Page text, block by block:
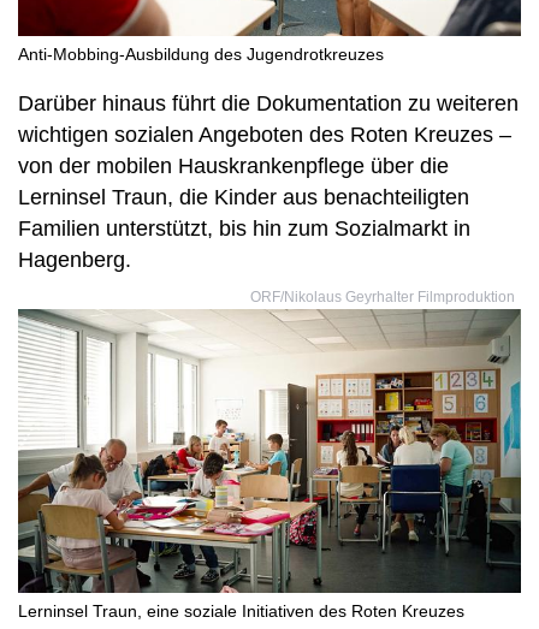
Anti-Mobbing-Ausbildung des Jugendrotkreuzes
Darüber hinaus führt die Dokumentation zu weiteren
wichtigen sozialen Angeboten des Roten Kreuzes –
von der mobilen Hauskrankenpflege über die
Lerninsel Traun, die Kinder aus benachteiligten
Familien unterstützt, bis hin zum Sozialmarkt in
Hagenberg.
ORF/Nikolaus Geyrhalter Filmproduktion
Lerninsel Traun, eine soziale Initiativen des Roten Kreuzes